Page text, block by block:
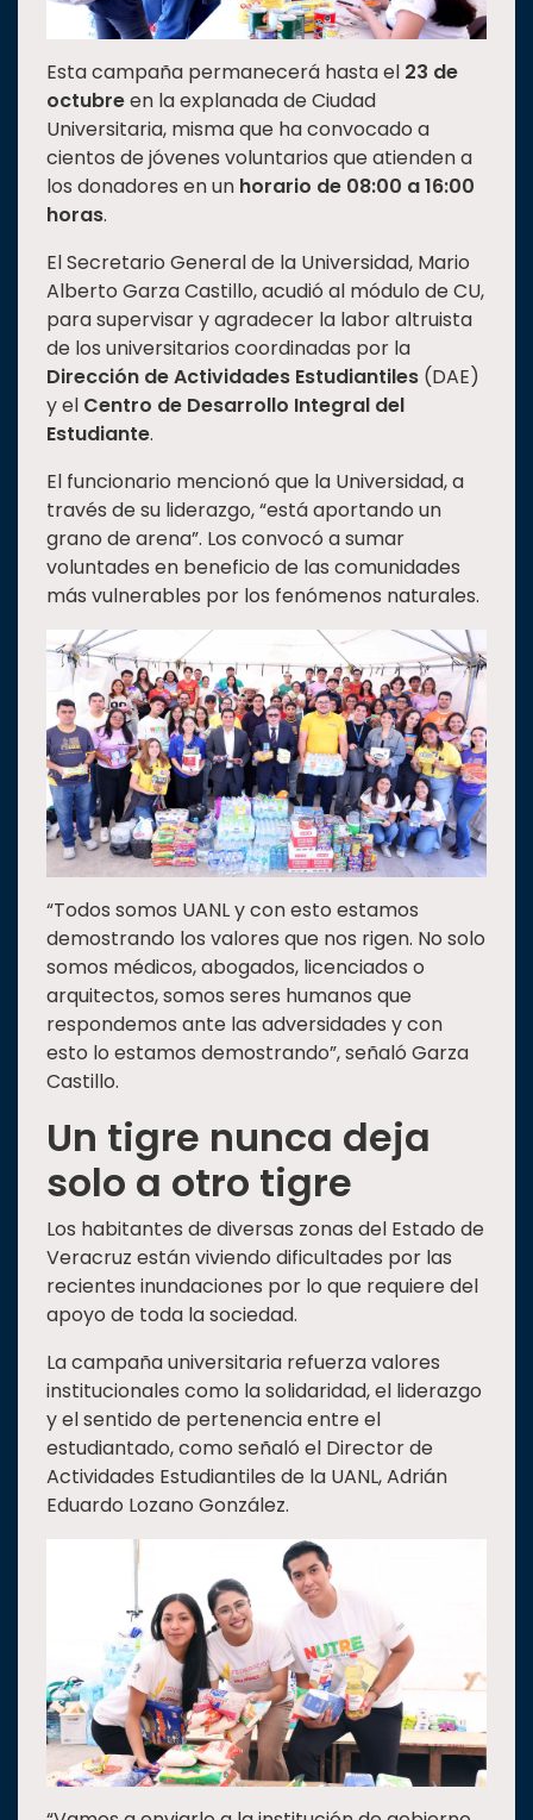
Universiada
Esta campaña permanecerá hasta el 23 de
octubreen la explanada de Ciudad
Universitaria, misma que ha convocado a
cientos de jóvenes voluntarios que atienden a
los donadores en un horario de 08:00 a 16:00
horas.
El Secretario General de la Universidad, Mario
Alberto Garza Castillo, acudió al módulo de CU,
para supervisar y agradecer la labor altruista
de los universitarios coordinadas por la
Dirección de Actividades Estudiantiles (DAE)
y el Centro de Desarrollo Integral del
Estudiante.
El funcionario mencionó que la Universidad, a
través de su liderazgo, “está aportando un
grano de arena”. Los convocó a sumar
voluntades en beneficio de las comunidades
más vulnerables por los fenómenos naturales.
“Todos somos UANL y con esto estamos
demostrando los valores que nos rigen. No solo
somos médicos, abogados, licenciados o
arquitectos, somos seres humanos que
respondemos ante las adversidades y con
esto lo estamos demostrando”, señaló Garza
Castillo.
Un tigre nunca deja
solo a otro tigre
Los habitantes de diversas zonas del Estado de
Veracruz están viviendo dificultades por las
recientes inundaciones por lo que requiere del
apoyo de toda la sociedad.
La campaña universitaria refuerza valores
institucionales como la solidaridad, el liderazgo
y el sentido de pertenencia entre el
estudiantado, como señaló el Director de
Actividades Estudiantiles de la UANL, Adrián
Eduardo Lozano González.